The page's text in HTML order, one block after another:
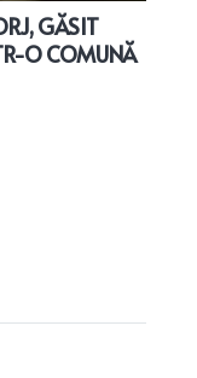
GĂSIT
O COMUNĂ